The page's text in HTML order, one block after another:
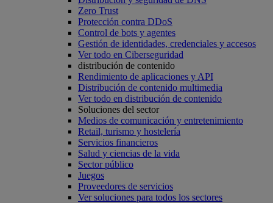
Zero Trust
Protección contra DDoS
Control de bots y agentes
Gestión de identidades, credenciales y accesos
Ver todo en Ciberseguridad
distribución de contenido
Rendimiento de aplicaciones y API
Distribución de contenido multimedia
Ver todo en distribución de contenido
Soluciones del sector
Medios de comunicación y entretenimiento
Retail, turismo y hostelería
Servicios financieros
Salud y ciencias de la vida
Sector público
Juegos
Proveedores de servicios
Ver soluciones para todos los sectores